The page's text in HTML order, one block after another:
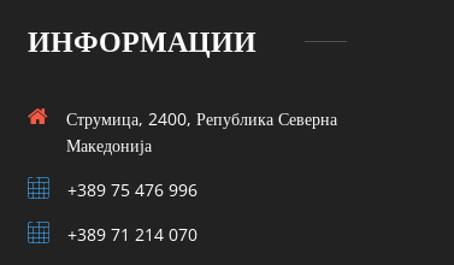
ИНФОРМАЦИИ
Струмица, 2400, Република Северна
Македонија
+389 75 476 996
+389 71 214 070